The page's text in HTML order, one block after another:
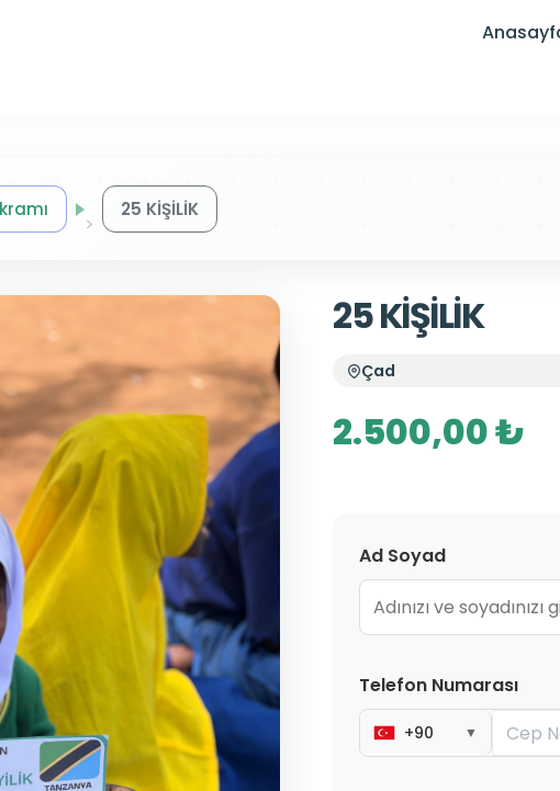
25 KİŞİLİK
25 KİŞİLİK
Çad
2.500,00 ₺
Ad Soyad
Telefon Numarası
+90 ▼